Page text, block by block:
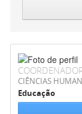
CIÊNCIAS
Educação